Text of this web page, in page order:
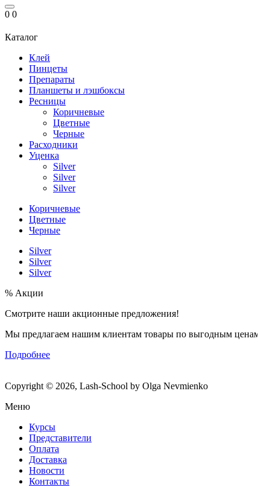
0 0
Каталог
Клей
Пинцеты
Препараты
Планшеты и лэшбоксы
Ресницы
Коричневые
Цветные
Черные
Расходники
Уценка
Silver
Silver
Silver
Коричневые
Цветные
Черные
Silver
Silver
Silver
% Акции
Смотрите наши акционные предложения!
Мы предлагаем нашим клиентам товары по выгодным
Подробнее
Copyright © 2026, Lash-School by Olga Nevmienko
Меню
Курсы
Представители
Оплата
Доставка
Новости
Контакты